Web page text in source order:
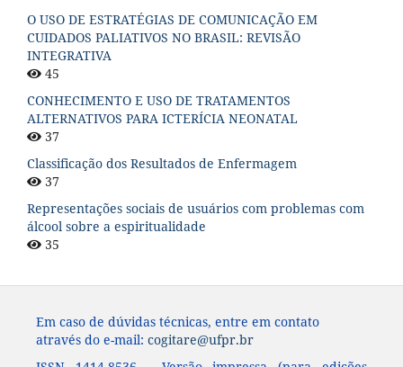
O USO DE ESTRATÉGIAS DE COMUNICAÇÃO EM
CUIDADOS PALIATIVOS NO BRASIL: REVISÃO
INTEGRATIVA
45
CONHECIMENTO E USO DE TRATAMENTOS
ALTERNATIVOS PARA ICTERÍCIA NEONATAL
37
Classificação dos Resultados de Enfermagem
37
Representações sociais de usuários com problemas com
álcool sobre a espiritualidade
35
Em caso de dúvidas técnicas, entre em contato
através do e-mail: cogitare@ufpr.br